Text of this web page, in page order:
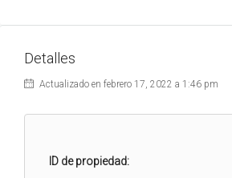
Detalles
Actualizado en febrero 17, 2022 a 1:46 pm
ID de propiedad: